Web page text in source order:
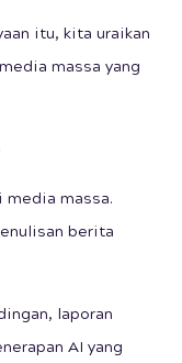
itu, kita uraikan
massa yang
media massa.
berita
laporan
AI yang